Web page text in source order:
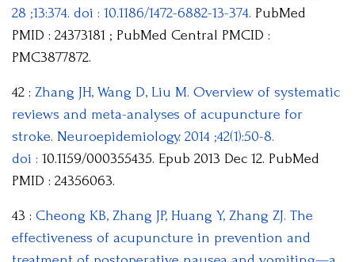
28 ;13:374. doi : 10.1186/1472-6882-13-374. PubMed
PMID : 24373181 ; PubMed Central PMCID :
PMC3877872.
42 : Zhang JH, Wang D, Liu M. Overview of systematic
reviews and meta-analyses of acupuncture for
stroke. Neuroepidemiology. 2014 ;42(1):50-8.
doi : 10.1159/000355435. Epub 2013 Dec 12. PubMed
PMID : 24356063.
43 : Cheong KB, Zhang JP, Huang Y, Zhang ZJ. The
effectiveness of acupuncture in prevention and